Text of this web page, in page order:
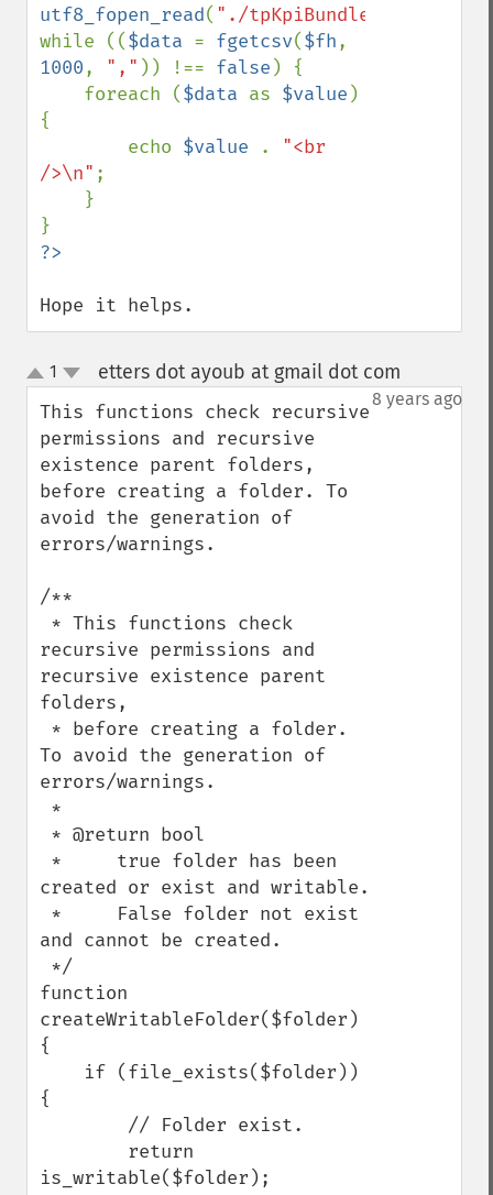
utf8_fopen_read( "./tpKpiBundle.csv"
while (($data = fgetcsv($fh
1000, "," )) !== false ) {
    foreach (
$data as $value )
{
        echo
$value . "<br
/>\n" ;
Hope it helps.
up
down
1 etters dot ayoub at gmail dot com
8 years ago
This functions check recursive
permissions and recursive
existence parent folders,
before creating a folder. To
avoid the generation of
errors/warnings.
/**
recursive permissions and
recursive existence parent
folders,
To avoid the generation of
errors/warnings.
created or exist and writable.
and cannot be created.
function
createWritableFolder($folder)
{
{
is_writable($folder);